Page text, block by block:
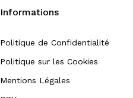
Informations
Politique de Confidentialité
Politique sur les Cookies
Mentions Légales